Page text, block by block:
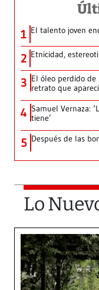
1 El talento joven
2 Etnicidad,
3 El óleo perdido
retrato que
4 Samuel Vernaza:
tiene’
5 Después de las
Lo